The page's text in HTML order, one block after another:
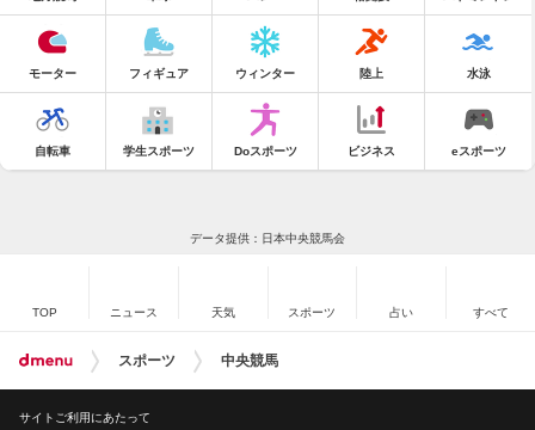
モーター フィギュア ウィンター 陸上 水泳
自転車 学生スポーツ Doスポーツ ビジネス eスポーツ
データ提供：日本中央競馬会
TOP ニュース 天気 スポーツ 占い すべて
スポーツ 中央競馬
サイトご利用にあたって